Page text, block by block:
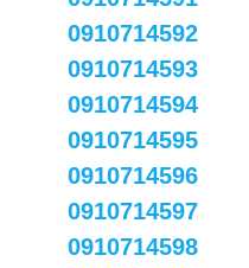
0910714592
0910714593
0910714594
0910714595
0910714596
0910714597
0910714598